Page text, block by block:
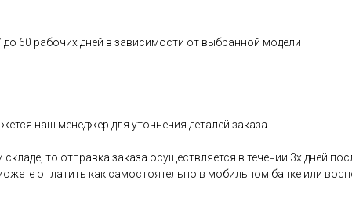
до 60 рабочих дней в зависимости от выбранной модели
наш менеджер для уточнения деталей заказа
то отправка заказа осуществляется в течении 3х дней
оплатить как самостоятельно в мобильном банке или